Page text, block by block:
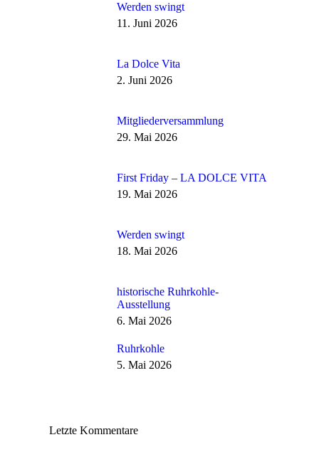
Werden swingt
11. Juni 2026
La Dolce Vita
2. Juni 2026
Mitgliederversammlung
29. Mai 2026
First Friday – LA DOLCE VITA
19. Mai 2026
Werden swingt
18. Mai 2026
historische Ruhrkohle-
Ausstellung
6. Mai 2026
Ruhrkohle
5. Mai 2026
Letzte Kommentare